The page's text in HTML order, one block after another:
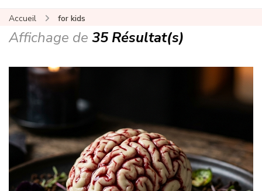
Accueil for kids
Affichage de 35 Résultat(s)